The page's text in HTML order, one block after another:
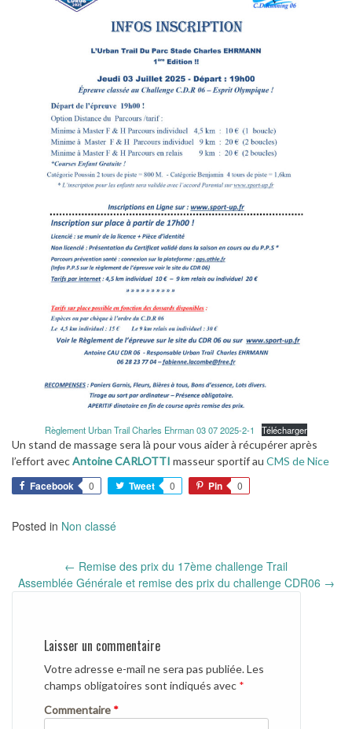
Règlement Urban Trail Charles Ehrman 03 07 2025-2-1 Télécharger
Un stand de massage sera là pour vous aider à récupérer après
l’effort avecAntoine CARLOTTI masseur sportif au CMS de Nice
Facebook 0 Tweet 0 Pin 0
Posted in Non classé
navigation
← Remise des prix du 17ème challenge Trail
Assemblée Générale et remise des prix du challenge CDR06 →
Laisser un commentaire
Votre adresse e-mail ne sera pas publiée.Les
champs obligatoires sont indiqués avec *
Commentaire *